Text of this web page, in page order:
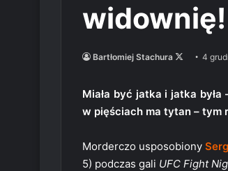
widownię!
Bartłomiej Stachura
Follow
X
4
Miała być jatka i jatka
w pięściach ma tytan – tym
Morderczo usposobiony
5) podczas gali UFC Fight